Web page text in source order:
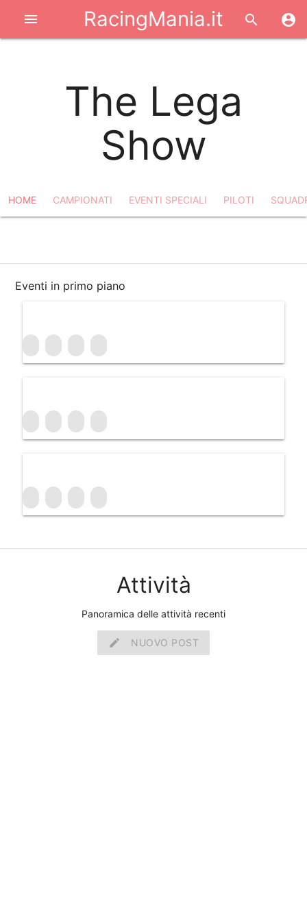
menu RacingMania.it search account_circle
The Lega
Show
HOME CAMPIONATI EVENTI SPECIALI PILOTI
Eventi in primo piano
Attività
Panoramica delle attività recenti
create NUOVO POST